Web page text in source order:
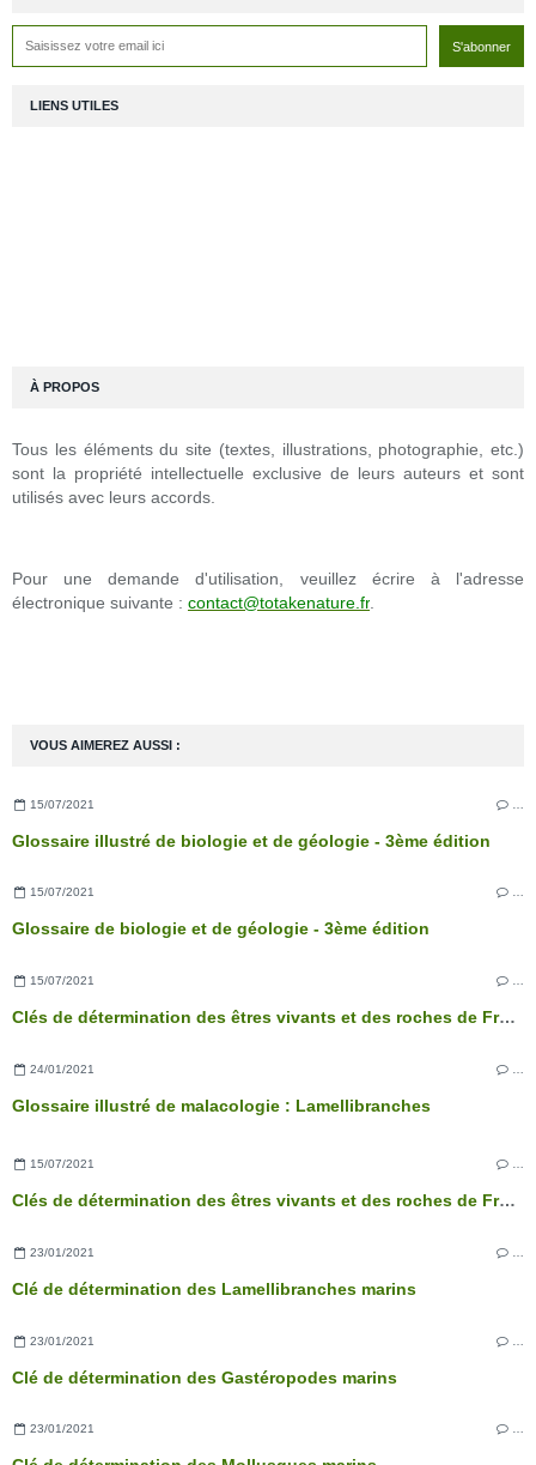
VOUS AIMEREZ AUSSI :
15/07/2021
Glossaire illustré de biologie et de géologie - 3ème édition
15/07/2021 …
Glossaire de biologie et de géologie - 3ème édition
15/07/2021
Clés de détermination des êtres vivants et des roches de France - 3ème édition
24/01/2021
Glossaire illustré de malacologie : Lamellibranches
15/07/2021 …
Clés de détermination des êtres vivants et des roches de France - 3ème édition
23/01/2021
Clé de détermination des Lamellibranches marins
23/01/2021
Clé de détermination des Gastéropodes marins
23/01/2021
LIENS UTILES
À PROPOS
Tous les éléments du site (textes, illustrations, photographie, etc.)
sont la propriété intellectuelle exclusive de leurs auteurs et sont
utilisés avec leurs accords.
Pour une demande d'utilisation, veuillez écrire à l'adresse
électronique suivante : contact@totakenature.fr